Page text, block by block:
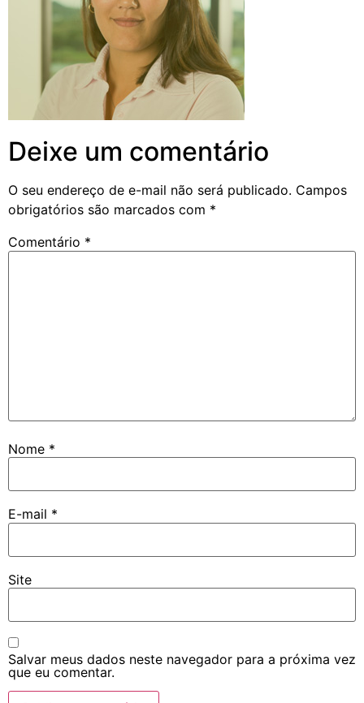
Deixe um comentário
O seu endereço de e-mail não será publicado. Campos
obrigatórios são marcados com *
Comentário *
Nome *
E-mail *
Site
Salvar meus dados neste navegador para a próxima vez
que eu comentar.